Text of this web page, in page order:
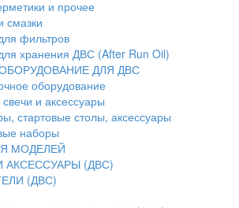
и прочее
смазки
фильтров
хранения ДВС (After Run Oil)
ДЛЯ ДВС
оборудование
и аксессуары
стартовые столы, аксессуары
наборы
МОДЕЛЕЙ
АКСЕССУАРЫ (ДВС)
(ДВС)